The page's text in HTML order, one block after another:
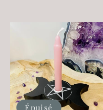
Épuisé